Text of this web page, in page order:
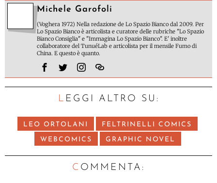
Michele Garofoli
(Voghera 1972) Nella redazione de Lo Spazio Bianco dal 2009. Per
Lo Spazio Bianco è articolista e curatore delle rubriche "Lo Spazio
Bianco Consiglia" e "Immagina Lo Spazio Bianco". E' inoltre
collaboratore del TunuéLab e articolista per il mensile Fumo di
China. E questo è quanto.
LEGGI ALTRO SU:
LEO ORTOLANI FELTRINELLI COMICS
WEBCOMICS GRAPHIC NOVEL
C OMMENTA: